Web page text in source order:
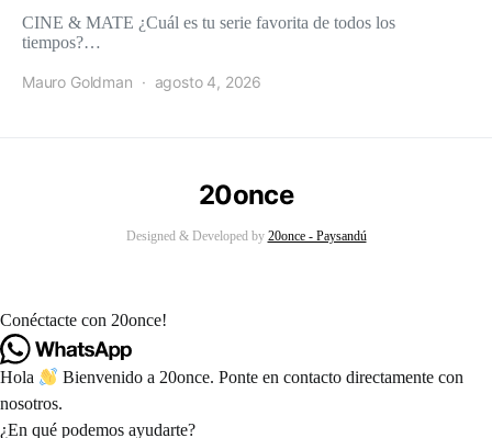
CINE & MATE ¿Cuál es tu serie favorita de todos los
tiempos?…
Mauro Goldman agosto 4, 2026
20once
Designed & Developed by 20once - Paysandú
Conéctacte con 20once!
Hola
Bienvenido a 20once. Ponte en contacto directamente con
nosotros.
¿En qué podemos ayudarte?